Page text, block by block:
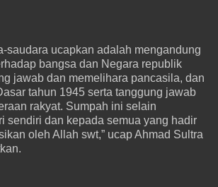
saudara ucapkan adalah mengandung
bangsa dan Negara republik
jawab dan memelihara pancasila, dan
tahun 1945 serta tanggung jawab
rakyat. Sumpah ini selain
sendiri dan kepada semua yang hadir
oleh Allah swt,” ucap Ahmad Sultra